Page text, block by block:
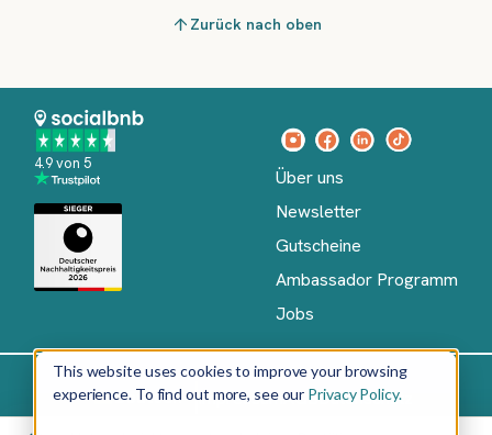
This website uses cookies to improve your browsing
experience. To find out more, see our Privacy Policy.
Zurück nach oben
4.9 von 5
Über uns
Newsletter
Gutscheine
Ambassador Programm
Jobs
Deutsch ImpressumAGBDatenschutz